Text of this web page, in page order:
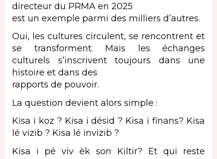
directeur du PRMA en 2025
est un exemple parmi des milliers d’autres.
Oui, les cultures circulent, se rencontrent et
se transforment. Mais les échanges
culturels s’inscrivent toujours dans une
histoire et dans des
rapports de pouvoir.
La question devient alors simple :
Kisa i koz ? Kisa i désid ? Kisa i finans? Kisa
lé vizib ? Kisa lé invizib ?
Kisa i pé viv èk son Kiltir? Et qui reste